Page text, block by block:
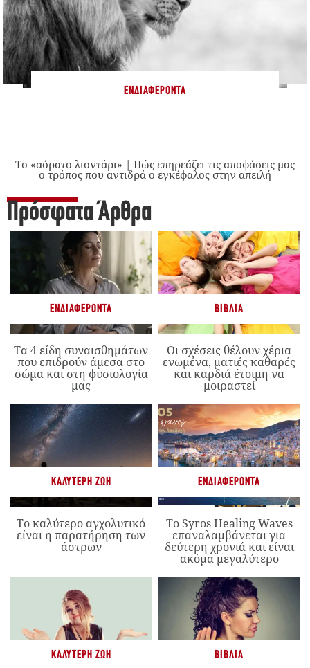
ΕΝΔΙΑΦΈΡΟΝΤΑ
Το «αόρατο λιοντάρι» | Πώς επηρεάζει τις αποφάσεις μας
ο τρόπος που αντιδρά ο εγκέφαλος στην απειλή
Πρόσφατα Άρθρα
ΕΝΔΙΑΦΈΡΟΝΤΑ
Τα 4 είδη συναισθημάτων
που επιδρούν άμεσα στο
σώμα και στη φυσιολογία
μας
ΒΙΒΛΊΑ
Οι σχέσεις θέλουν χέρια
ενωμένα, ματιές καθαρές
και καρδιά έτοιμη να
μοιραστεί
ΚΑΛΎΤΕΡΗ ΖΩΉ
Το καλύτερο αγχολυτικό
είναι η παρατήρηση των
άστρων
ΕΝΔΙΑΦΈΡΟΝΤΑ
Το Syros Healing Waves
επαναλαμβάνεται για
δεύτερη χρονιά και είναι
ακόμα μεγαλύτερο
ΚΑΛΎΤΕΡΗ ΖΩΉ ΒΙΒΛΊΑ